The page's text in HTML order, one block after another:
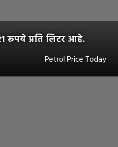
रूपये प्रति लिटर आहे.
Petrol Price Today